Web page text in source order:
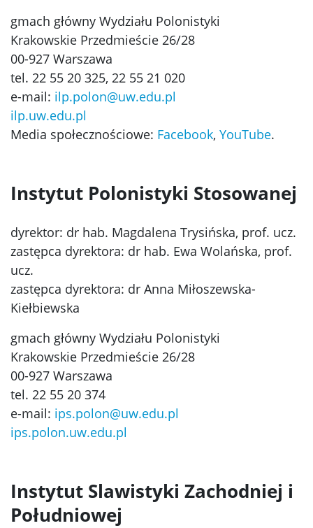
gmach główny Wydziału Polonistyki
Krakowskie Przedmieście 26/28
00-927 Warszawa
tel. 22 55 20 325, 22 55 21 020
e-mail: ilp.polon@uw.edu.pl
ilp.uw.edu.pl
Media społecznościowe: Facebook, YouTube.
Instytut Polonistyki Stosowanej
dyrektor: dr hab. Magdalena Trysińska, prof. ucz.
zastępca dyrektora: dr hab. Ewa Wolańska, prof.
ucz.
zastępca dyrektora: dr Anna Miłoszewska-
Kiełbiewska
gmach główny Wydziału Polonistyki
Krakowskie Przedmieście 26/28
00-927 Warszawa
tel. 22 55 20 374
e-mail: ips.polon@uw.edu.pl
ips.polon.uw.edu.pl
Instytut Slawistyki Zachodniej i
Południowej